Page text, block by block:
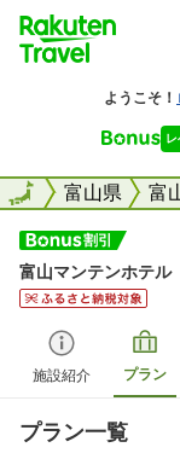
全国富山県 富
全国
富山マンテンホテル
施設紹介 プラン
プラン一覧